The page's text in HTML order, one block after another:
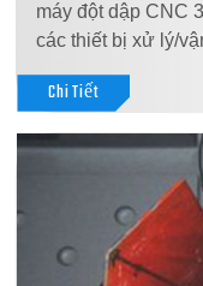
máy đột dập CNC
các thiết bị xử lý/
Chi Tiết